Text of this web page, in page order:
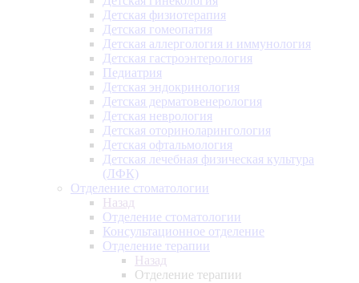
Детская физиотерапия
Детская гомеопатия
Детская аллергология и иммунология
Детская гастроэнтерология
Педиатрия
Детская эндокринология
Детская дерматовенерология
Детская неврология
Детская оториноларингология
Детская офтальмология
Детская лечебная физическая культура
(ЛФК)
Отделение стоматологии
Назад
Отделение стоматологии
Консультационное отделение
Отделение терапии
Назад
Отделение терапии